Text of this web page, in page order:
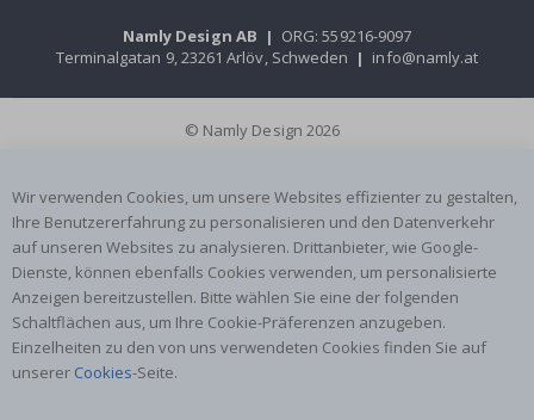
Namly Design AB | ORG: 559216-9097
Terminalgatan 9, 23261 Arlöv, Schweden | info@namly.at
© Namly Design 2026
Wir verwenden Cookies, um unsere Websites effizienter zu gestalten,
Ihre Benutzererfahrung zu personalisieren und den Datenverkehr
auf unseren Websites zu analysieren. Drittanbieter, wie Google-
Dienste, können ebenfalls Cookies verwenden, um personalisierte
Anzeigen bereitzustellen. Bitte wählen Sie eine der folgenden
Schaltflächen aus, um Ihre Cookie-Präferenzen anzugeben.
Einzelheiten zu den von uns verwendeten Cookies finden Sie auf
unserer Cookies-Seite.